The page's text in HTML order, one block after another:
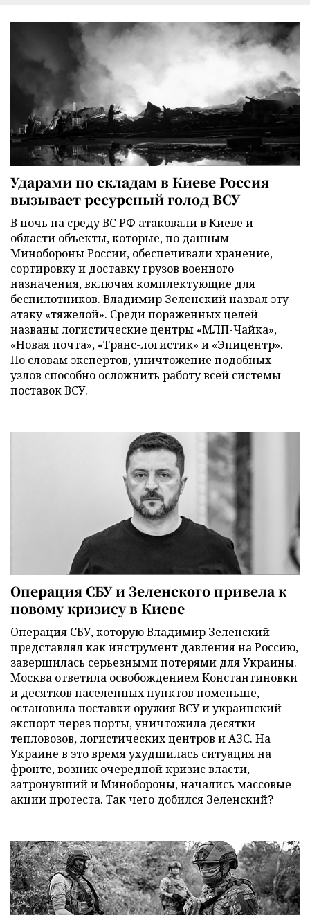
Ударами по складам в Киеве Россия
вызывает ресурсный голод ВСУ
В ночь на среду ВС РФ атаковали в Киеве и
области объекты, которые, по данным
Минобороны России, обеспечивали хранение,
сортировку и доставку грузов военного
назначения, включая комплектующие для
беспилотников. Владимир Зеленский назвал эту
атаку «тяжелой». Среди пораженных целей
названы логистические центры «МЛП-Чайка»,
«Новая почта», «Транс-логистик» и «Эпицентр».
По словам экспертов, уничтожение подобных
узлов способно осложнить работу всей системы
поставок ВСУ.
Операция СБУ и Зеленского привела к
новому кризису в Киеве
Операция СБУ, которую Владимир Зеленский
представлял как инструмент давления на Россию,
завершилась серьезными потерями для Украины.
Москва ответила освобождением Константиновки
и десятков населенных пунктов поменьше,
остановила поставки оружия ВСУ и украинский
экспорт через порты, уничтожила десятки
тепловозов, логистических центров и АЗС. На
Украине в это время ухудшилась ситуация на
фронте, возник очередной кризис власти,
затронувший и Минобороны, начались массовые
акции протеста. Так чего добился Зеленский?